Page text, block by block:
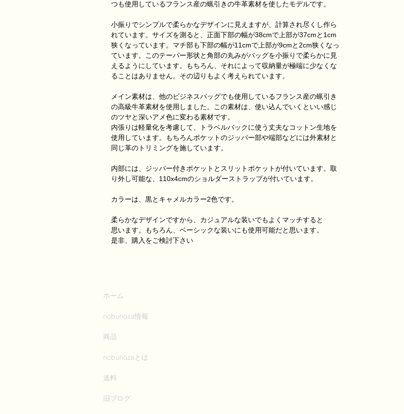
つも使用しているフランス産の蝋引きの牛革素材を使したモデルです。
小振りでシンプルで柔らかなデザインに見えますが、計算され尽くし作ら
れています。サイズを測ると、正面下部の幅が38cmで上部が37cmと1cm
狭くなっています。マチ部も下部の幅が11cmで上部が9cmと2cm狭くなっ
ています。このテーパー形状と角部の丸みがバッグを小振りで柔らかに見
えるようにしています。もちろん、それによって収納量が極端に少なくな
ることはありません。その辺りもよく考えられています。
メイン素材は、他のビジネスバッグでも使用しているフランス産の蝋引き
の高級牛革素材を使用しました。この素材は、使い込んでいくといい感じ
のツヤと深いアメ色に変わる素材です。
内張りは軽量化を考慮して、トラベルバックに使う丈夫なコットン生地を
使用しています。もちろんポケットのジッパー部や端部などには外素材と
同じ革のトリミングを施しています。
内部には、ジッパー付きポケットとスリットポケットが付いています。取
り外し可能な、110x4cmのショルダーストラップが付いています。
カラーは、黒とキャメルカラー2色です。
柔らかなデザインですから、カジュアルな装いでもよくマッチすると
思います。もちろん、ベーシックな装いにも使用可能だと思います。
是非、購入をご検討下さい
ホーム
nobunoza情報
商品
nobunozaとは
送料
旧ブログ